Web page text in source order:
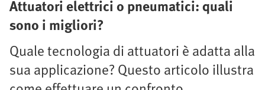
Attuatori elettrici o pneumatici: quali
sono i migliori?
Quale tecnologia di attuatori è adatta alla
sua applicazione? Questo articolo illustra